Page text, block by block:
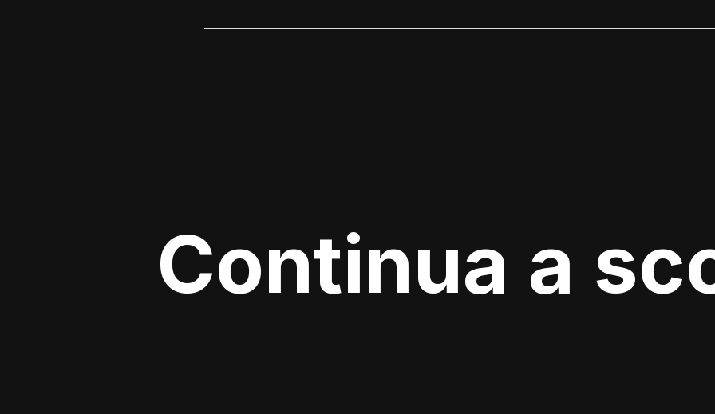
Continua a